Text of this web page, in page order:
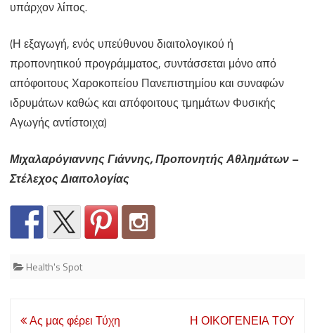
υπάρχον λίπος.
(Η εξαγωγή, ενός υπεύθυνου διαιτολογικού ή
προπονητικού προγράμματος, συντάσσεται μόνο από
απόφοιτους Χαροκοπείου Πανεπιστημίου και συναφών
ιδρυμάτων καθώς και απόφοιτους τμημάτων Φυσικής
Αγωγής αντίστοιχα)
Μιχαλαρόγιαννης Γιάννης, Προπονητής Αθλημάτων –
Στέλεχος Διαιτολογίας
Health's Spot
Post
Ας μας φέρει Τύχη
Η ΟΙΚΟΓΕΝΕΙΑ ΤΟΥ